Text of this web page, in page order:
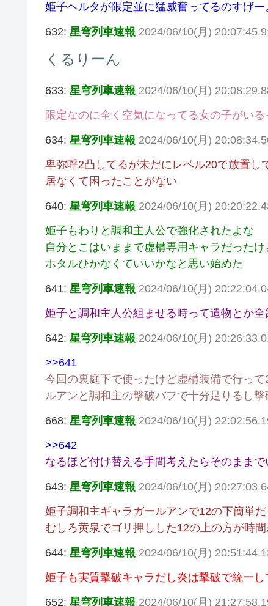
姫子ヘルタが限定並に猛威奮ってるのすげー
632: 星穹列車速報 2024/06/10(月)
くるりーん
633: 星穹列車速報 2024/06/10(月)
限定なのに全く空気になってる女の子がいる
634: 星穹列車速報 2024/06/10(月)
卑弥呼2凸してるが未だにレベル20で放置し
居なくて困ったことがない
640: 星穹列車速報 2024/06/10(月)
姫子もわりと調和主人公で強化されたよな
自分とこはいままで虚構専用キャラだった
ホタルひかなくていいかなと思い始めた
641: 星穹列車速報 2024/06/10(月)
姫子と調和主人公組ませる時って遺物とか
642: 星穹列車速報 2024/06/10(月)
>>641
今回の裏庭下で使ったけど虚構装備で行って
ルアンと調和主の撃破バフで十分足りるし
668: 星穹列車速報 2024/06/10(月)
>>642
なるほど付け替える手間考えたらそのままで
643: 星穹列車速報 2024/06/10(月)
姫子調和主ギャラガールアンで12の下簡単だ
むしろ黄泉でゴリ押しした12の上の方が時
644: 星穹列車速報 2024/06/10(月)
姫子も実質撃破キャラだし炎は撃破で統一し
652: 星穹列車速報 2024/06/10(月)